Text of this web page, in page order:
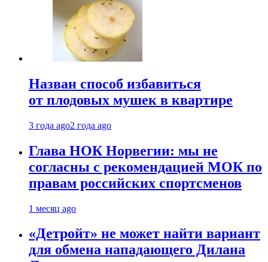
Назван способ избавиться
от плодовых мушек в квартире
3 года ago2 года ago
Глава НОК Норвегии: мы не
согласны с рекомендацией МОК по
правам российских спортсменов
1 месяц ago
«Детройт» не может найти вариант
для обмена нападающего Дилана